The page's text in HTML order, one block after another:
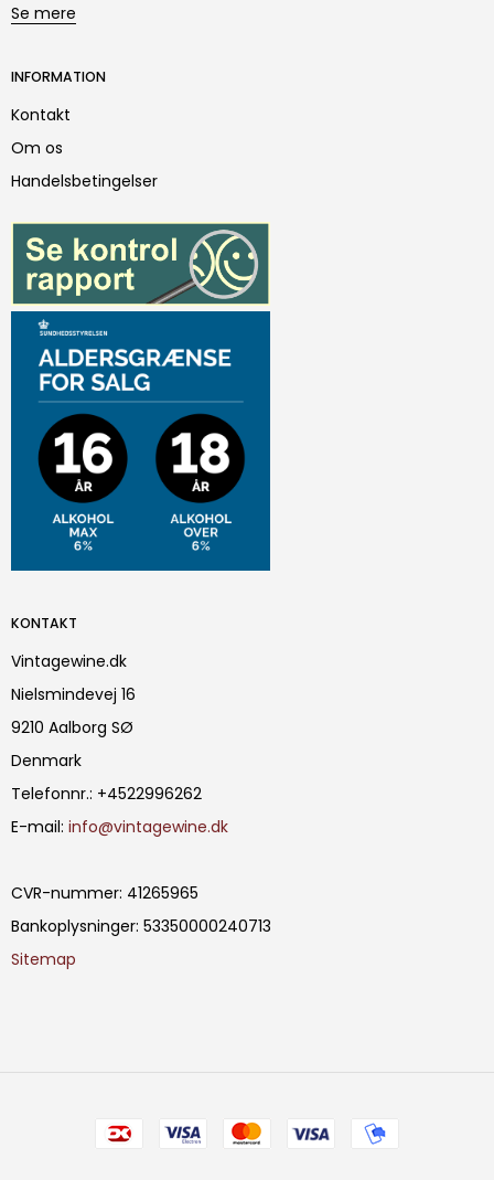
Se mere
INFORMATION
Kontakt
Om os
Handelsbetingelser
KONTAKT
Vintagewine.dk
Nielsmindevej 16
9210 Aalborg SØ
Denmark
Telefonnr.: +4522996262
E-mail: info@vintagewine.dk
CVR-nummer: 41265965
Bankoplysninger: 53350000240713
Sitemap